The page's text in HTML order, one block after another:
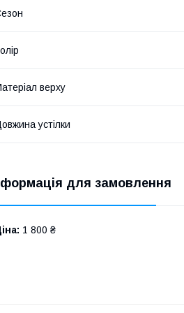
верху
устілки
для замовлення
1 800 ₴